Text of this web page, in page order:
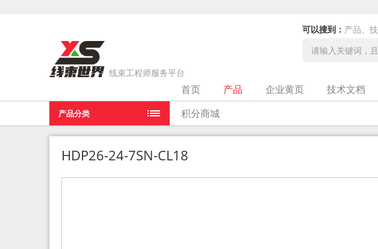
线束工程师服务平台
可以搜到： 产品、
产品分类
首页 产品 企业黄页 技术文档
积分商城
当前位置： HDP26-24-7SN-CL18
HDP26-24-7SN-CL18